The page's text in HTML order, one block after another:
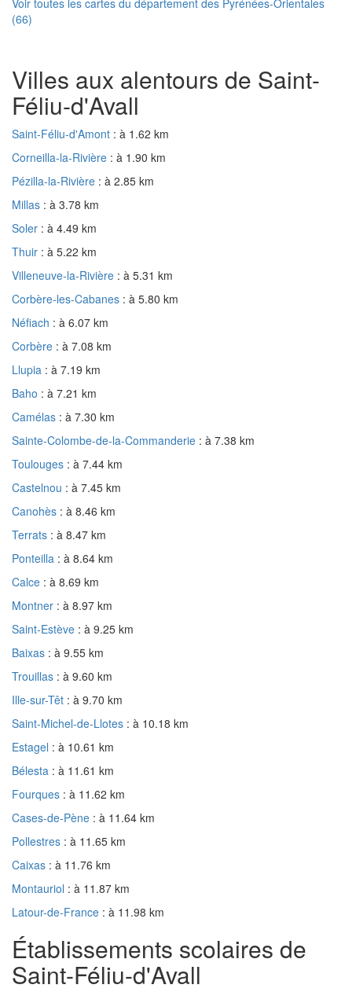
(66)
Villes aux alentours de Saint-
Féliu-d'Avall
Saint-Féliu-d'Amont : à 1.62 km
Corneilla-la-Rivière : à 1.90 km
Pézilla-la-Rivière : à 2.85 km
Millas : à 3.78 km
Soler : à 4.49 km
Thuir : à 5.22 km
Villeneuve-la-Rivière : à 5.31 km
Corbère-les-Cabanes : à 5.80 km
Néfiach : à 6.07 km
Corbère : à 7.08 km
Llupia : à 7.19 km
Baho : à 7.21 km
Camélas : à 7.30 km
Sainte-Colombe-de-la-Commanderie : à 7.38 km
Toulouges : à 7.44 km
Castelnou : à 7.45 km
Canohès : à 8.46 km
Terrats : à 8.47 km
Ponteilla : à 8.64 km
Calce : à 8.69 km
Montner : à 8.97 km
Saint-Estève : à 9.25 km
Baixas : à 9.55 km
Trouillas : à 9.60 km
Ille-sur-Têt : à 9.70 km
Saint-Michel-de-Llotes : à 10.18 km
Estagel : à 10.61 km
Bélesta : à 11.61 km
Fourques : à 11.62 km
Cases-de-Pène : à 11.64 km
Pollestres : à 11.65 km
Caixas : à 11.76 km
Montauriol : à 11.87 km
Latour-de-France : à 11.98 km
Établissements scolaires de
Saint-Féliu-d'Avall